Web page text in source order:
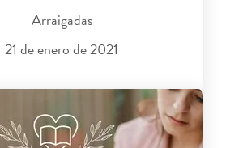
Arraigadas
21 de enero de 2021